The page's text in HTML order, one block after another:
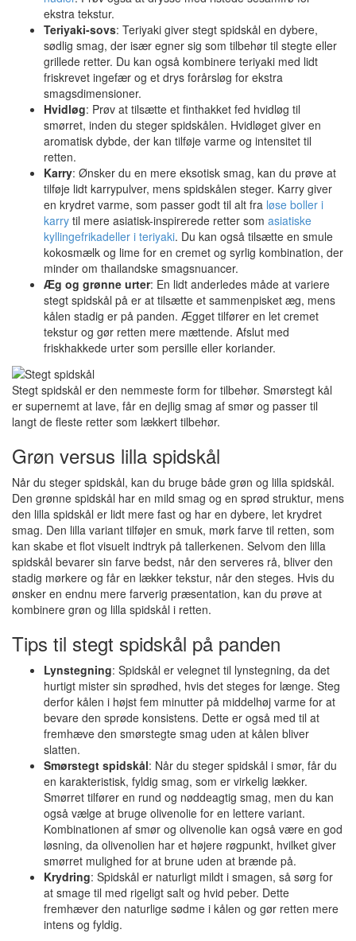
ekstra tekstur.
Teriyaki-sovs: Teriyaki giver stegt spidskål en dybere,
sødlig smag, der især egner sig som tilbehør til stegte eller
grillede retter. Du kan også kombinere teriyaki med lidt
friskrevet ingefær og et drys forårsløg for ekstra
smagsdimensioner.
Hvidløg: Prøv at tilsætte et finthakket fed hvidløg til
smørret, inden du steger spidskålen. Hvidløget giver en
aromatisk dybde, der kan tilføje varme og intensitet til
retten.
Karry: Ønsker du en mere eksotisk smag, kan du prøve at
tilføje lidt karrypulver, mens spidskålen steger. Karry giver
en krydret varme, som passer godt til alt fra løse boller i
karry til mere asiatisk-inspirerede retter som asiatiske
kyllingefrikadeller i teriyaki. Du kan også tilsætte en smule
kokosmælk og lime for en cremet og syrlig kombination, der
minder om thailandske smagsnuancer.
Æg og grønne urter: En lidt anderledes måde at variere
stegt spidskål på er at tilsætte et sammenpisket æg, mens
kålen stadig er på panden. Ægget tilfører en let cremet
tekstur og gør retten mere mættende. Afslut med
friskhakkede urter som persille eller koriander.
Stegt spidskål er den nemmeste form for tilbehør. Smørstegt kål
er supernemt at lave, får en dejlig smag af smør og passer til
langt de fleste retter som lækkert tilbehør.
Grøn versus lilla spidskål
Når du steger spidskål, kan du bruge både grøn og lilla spidskål.
Den grønne spidskål har en mild smag og en sprød struktur, mens
den lilla spidskål er lidt mere fast og har en dybere, let krydret
smag. Den lilla variant tilføjer en smuk, mørk farve til retten, som
kan skabe et flot visuelt indtryk på tallerkenen. Selvom den lilla
spidskål bevarer sin farve bedst, når den serveres rå, bliver den
stadig mørkere og får en lækker tekstur, når den steges. Hvis du
ønsker en endnu mere farverig præsentation, kan du prøve at
kombinere grøn og lilla spidskål i retten.
Tips til stegt spidskål på panden
Lynstegning: Spidskål er velegnet til lynstegning, da det
hurtigt mister sin sprødhed, hvis det steges for længe. Steg
derfor kålen i højst fem minutter på middelhøj varme for at
bevare den sprøde konsistens. Dette er også med til at
fremhæve den smørstegte smag uden at kålen bliver
slatten.
Smørstegt spidskål: Når du steger spidskål i smør, får du
en karakteristisk, fyldig smag, som er virkelig lækker.
Smørret tilfører en rund og nøddeagtig smag, men du kan
også vælge at bruge olivenolie for en lettere variant.
Kombinationen af smør og olivenolie kan også være en god
løsning, da olivenolien har et højere røgpunkt, hvilket giver
smørret mulighed for at brune uden at brænde på.
Krydring: Spidskål er naturligt mildt i smagen, så sørg for
at smage til med rigeligt salt og hvid peber. Dette
fremhæver den naturlige sødme i kålen og gør retten mere
intens og fyldig.